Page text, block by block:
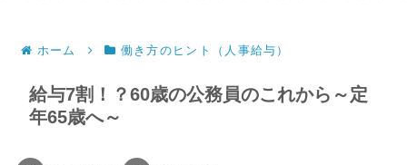
ホーム 働き方のヒント（人事給与）
給与7割！？60歳の公務員のこれから～定
年65歳へ～